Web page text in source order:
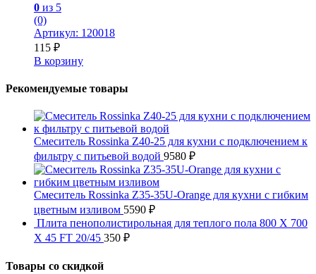
0 из 5
(0)
Артикул: 120018
115 ₽
В корзину
Рекомендуемые товары
Смеситель Rossinka Z40-25 для кухни с подключением к
фильтру с питьевой водой 9580 ₽
Смеситель Rossinka Z35-35U-Orange для кухни с гибким
цветным изливом 5590 ₽
Плита пенополистирольная для теплого пола 800 X 700
X 45 FT 20/45 350 ₽
Товары со скидкой